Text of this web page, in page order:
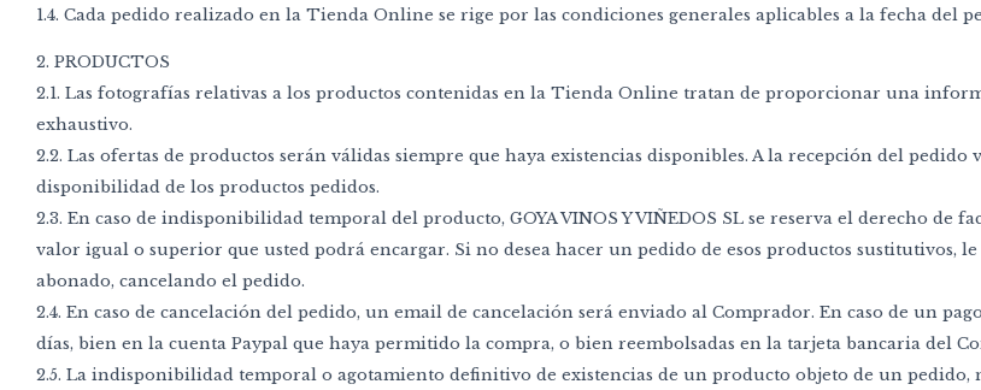
1.4. Cada pedido realizado en la Tienda Online se rige por las condiciones generales aplicables a la fecha del
2. PRODUCTOS
2.1. Las fotografías relativas a los productos contenidas en la Tienda Online tratan de proporcionar una
exhaustivo.
2.2. Las ofertas de productos serán válidas siempre que haya existencias disponibles. A la recepción del
disponibilidad de los productos pedidos.
2.3. En caso de indisponibilidad temporal del producto, GOYA VINOS Y VIÑEDOS SL se reserva el derecho
valor igual o superior que usted podrá encargar. Si no desea hacer un pedido de esos productos sustitutivos,
abonado, cancelando el pedido.
2.4. En caso de cancelación del pedido, un email de cancelación será enviado al Comprador. En caso de un
días, bien en la cuenta Paypal que haya permitido la compra, o bien reembolsadas en la tarjeta bancaria del
2.5. La indisponibilidad temporal o agotamiento definitivo de existencias de un producto objeto de un